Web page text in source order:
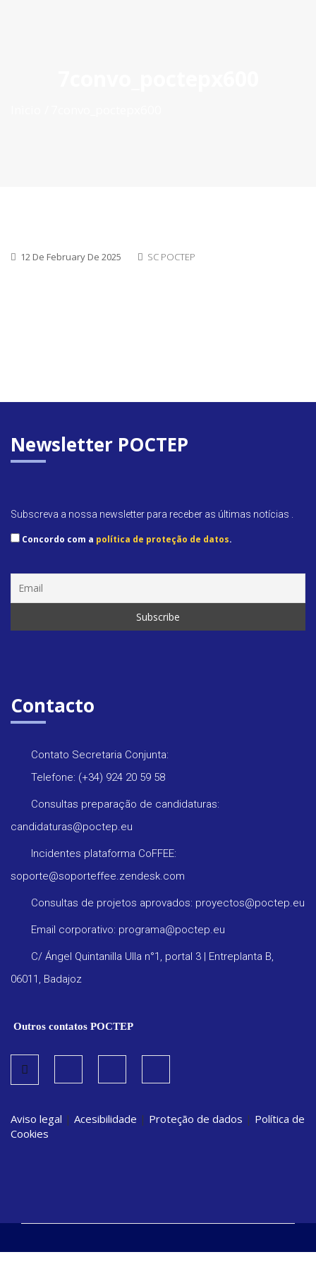
12 De February De 2025 SC POCTEP
Newsletter POCTEP
Subscreva a nossa newsletter para receber as últimas notícias .
Concordo com a política de proteção de datos.
Contacto
Contato Secretaria Conjunta:
Telefone: (+34) 924 20 59 58
Consultas preparação de candidaturas:
candidaturas@poctep.eu
Incidentes plataforma CoFFEE:
soporte@soporteffee.zendesk.com
Consultas de projetos aprovados: proyectos@poctep.eu
Email corporativo: programa@poctep.eu
C/ Ángel Quintanilla Ulla n°1, portal 3 | Entreplanta B,
06011, Badajoz
Outros contatos POCTEP
Aviso legal | Acesibilidade | Proteção de dados | Política de
Cookies